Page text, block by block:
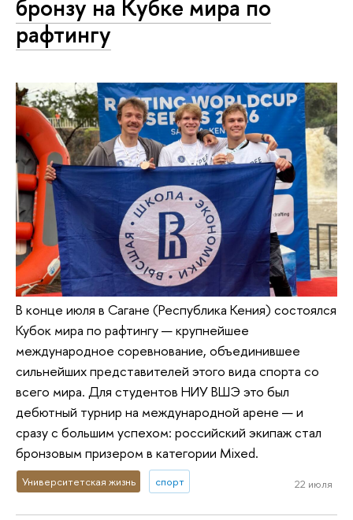
бронзу на Кубке мира по
рафтингу
В конце июля в Сагане (Республика Кения) состоялся
Кубок мира по рафтингу — крупнейшее
международное соревнование, объединившее
сильнейших представителей этого вида спорта со
всего мира. Для студентов НИУ ВШЭ это был
дебютный турнир на международной арене — и
сразу с большим успехом: российский экипаж стал
бронзовым призером в категории Mixed.
Университетская жизнь спорт 22 июля